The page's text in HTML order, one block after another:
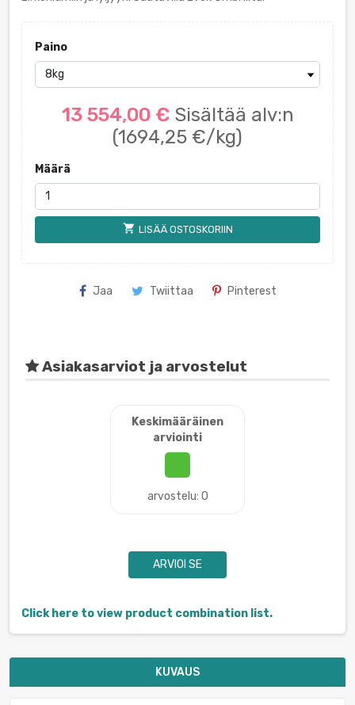
Paino
13 554,00 € Sisältää alv:n
(1694,25 €/kg)
Määrä
shopping_cart LISÄÄ OSTOSKORIIN
Jaa Twiittaa Pinterest
Asiakasarviot ja arvostelut
Keskimääräinen
arviointi
arvostelu: 0
ARVIOI SE
Click here to view product combination list.
KUVAUS